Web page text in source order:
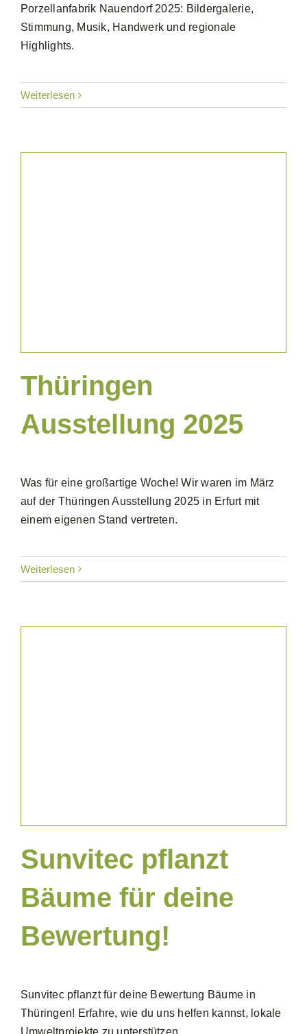
Porzellanfabrik Nauendorf 2025: Bildergalerie,
Stimmung, Musik, Handwerk und regionale
Highlights.
Weiterlesen
Thüringen
Ausstellung 2025
Was für eine großartige Woche! Wir waren im März
auf der Thüringen Ausstellung 2025 in Erfurt mit
einem eigenen Stand vertreten.
Weiterlesen
Sunvitec pflanzt
Bäume für deine
Bewertung!
Sunvitec pflanzt für deine Bewertung Bäume in
Thüringen! Erfahre, wie du uns helfen kannst, lokale
Umweltprojekte zu unterstützen.